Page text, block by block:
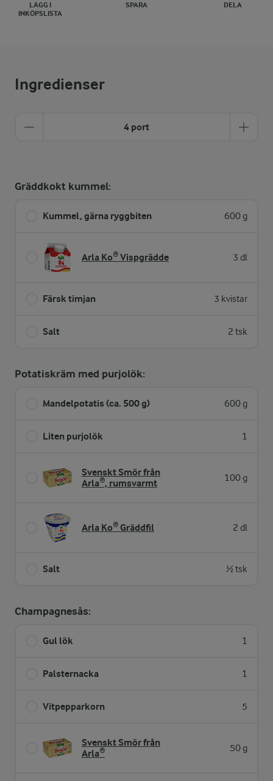
LÄGG I
INKÖPSLISTA
SPARA DELA
Ingredienser
4 port
Gräddkokt kummel:
Kummel, gärna ryggbiten 600 g
Arla Ko® Vispgrädde 3 dl
Färsk timjan 3 kvistar
Salt 2 tsk
Potatiskräm med purjolök:
Mandelpotatis (ca. 500 g) 600 g
Liten purjolök 1
Svenskt Smör från
Arla®, rumsvarmt
100 g
Arla Ko® Gräddfil 2 dl
Salt ½ tsk
Champagnesås:
Gul lök 1
Palsternacka 1
Vitpepparkorn 5
Svenskt Smör från
Arla®
50 g